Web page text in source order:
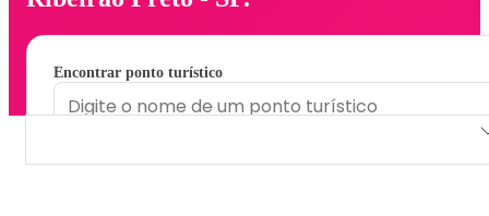
Encontrar ponto turístico